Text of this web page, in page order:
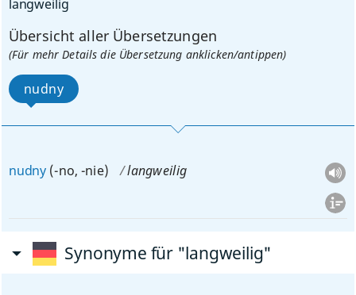
langweilig
Übersicht aller Übersetzungen
(Für mehr Details die Übersetzung anklicken/antippen)
nudny
nudny (-no, -nie) langweilig
Synonyme für "langweilig"